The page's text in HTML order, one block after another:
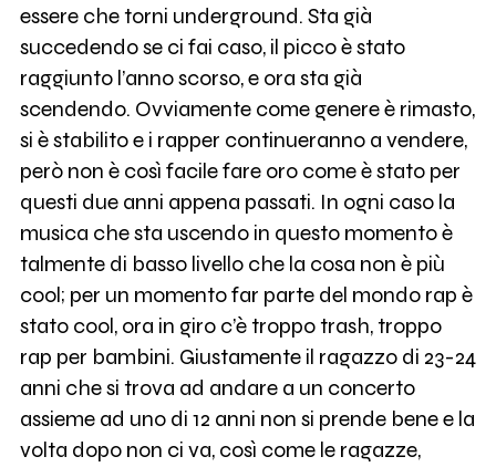
essere che torni underground. Sta già
succedendo se ci fai caso, il picco è stato
raggiunto l’anno scorso, e ora sta già
scendendo. Ovviamente come genere è rimasto,
si è stabilito e i rapper continueranno a vendere,
però non è così facile fare oro come è stato per
questi due anni appena passati. In ogni caso la
musica che sta uscendo in questo momento è
talmente di basso livello che la cosa non è più
cool; per un momento far parte del mondo rap è
stato cool, ora in giro c’è troppo trash, troppo
rap per bambini. Giustamente il ragazzo di 23-24
anni che si trova ad andare a un concerto
assieme ad uno di 12 anni non si prende bene e la
volta dopo non ci va, così come le ragazze,